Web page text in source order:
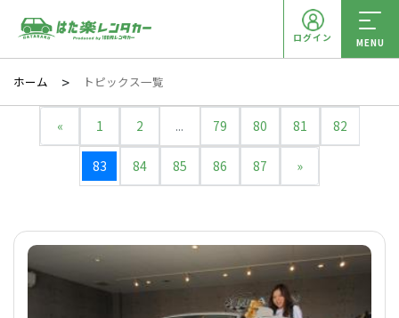
ログイン MENU
ホーム トピックス一覧
« 1 2 ... 79 80 81 82
83 84 85 86 87 »